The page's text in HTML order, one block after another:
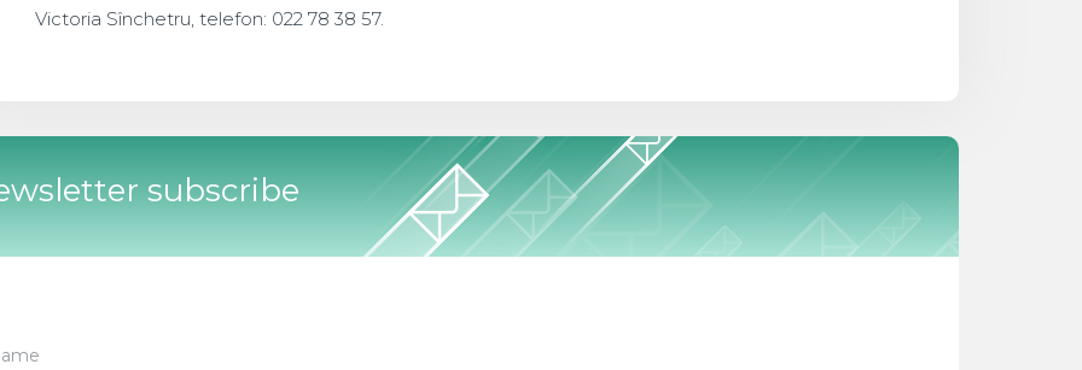
Victoria Sînchetru, telefon: 022 78 38 57.
subscribe